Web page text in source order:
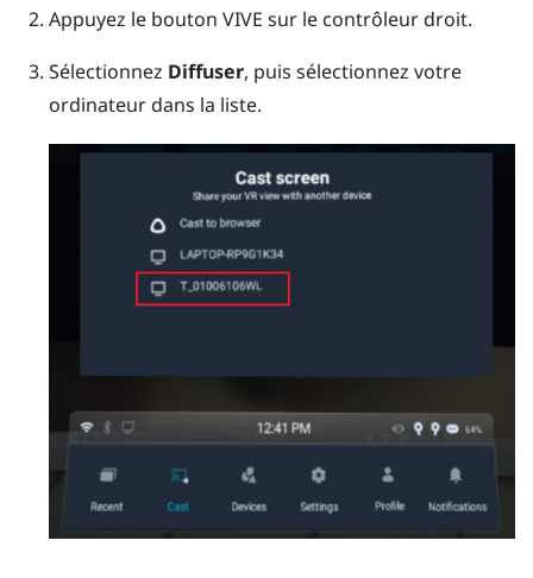
Appuyez le bouton VIVE sur le contrôleur droit.
Sélectionnez Diffuser, puis sélectionnez votre
ordinateur dans la liste.